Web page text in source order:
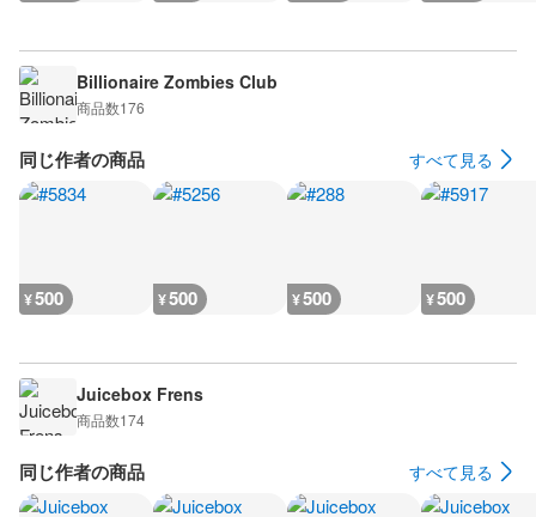
Billionaire Zombies Club
商品数176
同じ作者の商品 すべて見る
¥500 ¥500 ¥500 ¥500
Juicebox Frens
商品数174
同じ作者の商品 すべて見る